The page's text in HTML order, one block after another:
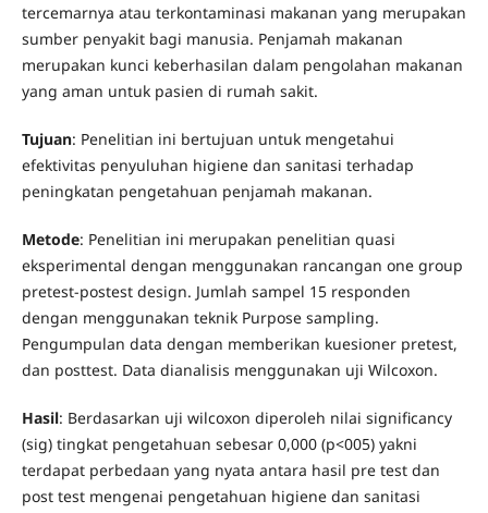
tercemarnya atau terkontaminasi makanan yang merupakan
sumber penyakit bagi manusia. Penjamah makanan
merupakan kunci keberhasilan dalam pengolahan makanan
yang aman untuk pasien di rumah sakit.
Tujuan: Penelitian ini bertujuan untuk mengetahui
efektivitas penyuluhan higiene dan sanitasi terhadap
peningkatan pengetahuan penjamah makanan.
Metode: Penelitian ini merupakan penelitian quasi
eksperimental dengan menggunakan rancangan one group
pretest-postest design. Jumlah sampel 15 responden
dengan menggunakan teknik Purpose sampling.
Pengumpulan data dengan memberikan kuesioner pretest,
dan posttest. Data dianalisis menggunakan uji Wilcoxon.
Hasil: Berdasarkan uji wilcoxon diperoleh nilai significancy
(sig) tingkat pengetahuan sebesar 0,000 (p<005) yakni
terdapat perbedaan yang nyata antara hasil pre test dan
post test mengenai pengetahuan higiene dan sanitasi